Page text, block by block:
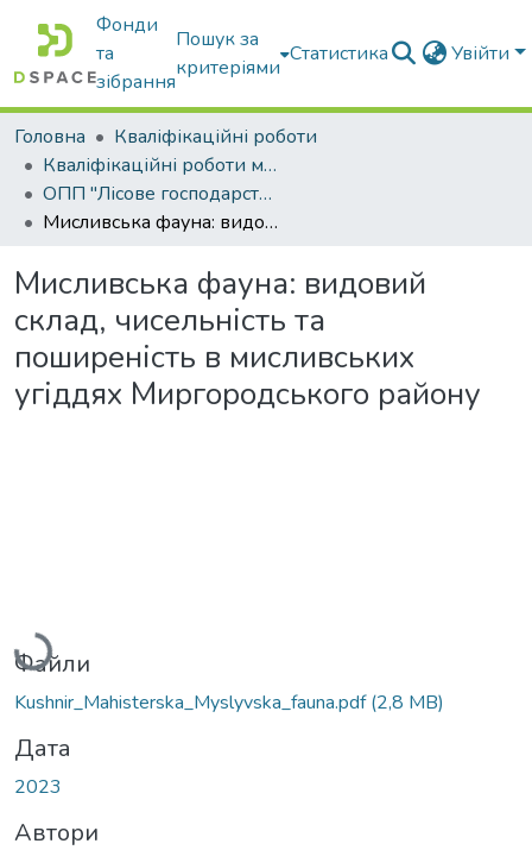
Фонди
та
зібрання
Пошук за
критеріями
Статистика Увійти
Головна
Кваліфікаційні роботи
Кваліфікаційні роботи магістрів
ОПП "Лісове господарство"
Мисливська фауна: видовий склад, чисельність та поширеність в мисливських угіддях Миргородського району
Мисливська фауна: видовий
склад, чисельність та
поширеність в мисливських
угіддях Миргородського району
Вантажиться...
Файли
Kushnir_Mahisterska_Myslyvska_fauna.pdf(2,8 MB)
Дата
2023
Автори